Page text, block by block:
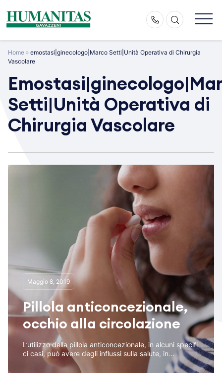
content
Home » emostasi|ginecologo|Marco Setti|Unità Operativa di Chirurgia
Vascolare
Setti|Unità Operativa di
Chirurgia Vascolare
Maggio 8, 2019
Pillola anticoncezionale,
occhio alla circolazione
L’utilizzo della pillola anticoncezionale, in alcuni specifi
ci casi, può avere degli influssi sulla salute, in...